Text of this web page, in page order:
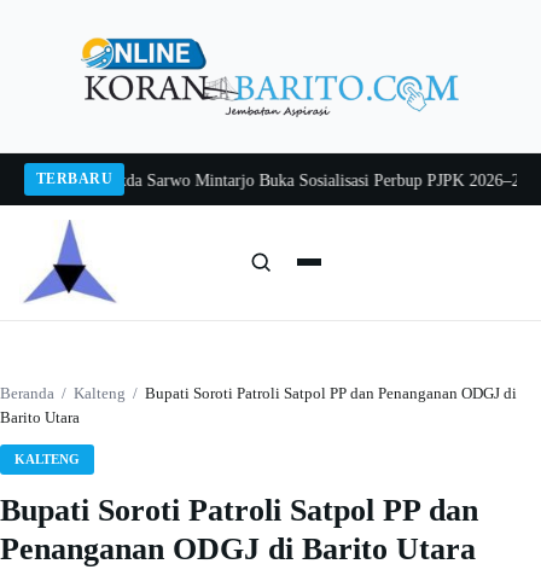
TERBARU
2026Pj Sekda Sarwo Mintarjo Buka Sosialisasi Perbup PJPK 2026–2030
Beranda / Kalteng / Bupati Soroti Patroli Satpol PP dan Penanganan ODGJ di
Barito Utara
KALTENG
Bupati Soroti Patroli Satpol PP dan
Penanganan ODGJ di Barito Utara